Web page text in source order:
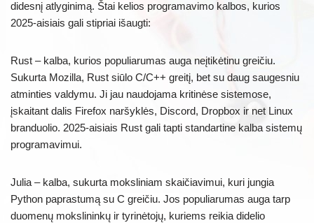
didesnį atlyginimą. Štai kelios programavimo kalbos, kurios
2025-aisiais gali stipriai išaugti:
Rust – kalba, kurios populiarumas auga neįtikėtinu greičiu.
Sukurta Mozilla, Rust siūlo C/C++ greitį, bet su daug saugesniu
atminties valdymu. Ji jau naudojama kritinėse sistemose,
įskaitant dalis Firefox naršyklės, Discord, Dropbox ir net Linux
branduolio. 2025-aisiais Rust gali tapti standartine kalba sistemų
programavimui.
Julia – kalba, sukurta moksliniam skaičiavimui, kuri jungia
Python paprastumą su C greičiu. Jos populiarumas auga tarp
duomenų mokslininkų ir tyrinėtojų, kuriems reikia didelio